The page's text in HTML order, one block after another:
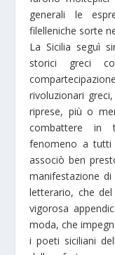
generali le
filelleniche sorte
La Sicilia seguì
storici greci
rivoluzionari
riprese, più o
combattere in
fenomeno a
associò ben
manifestazione
letterario, che
vigorosa
moda, che
i poeti siciliani